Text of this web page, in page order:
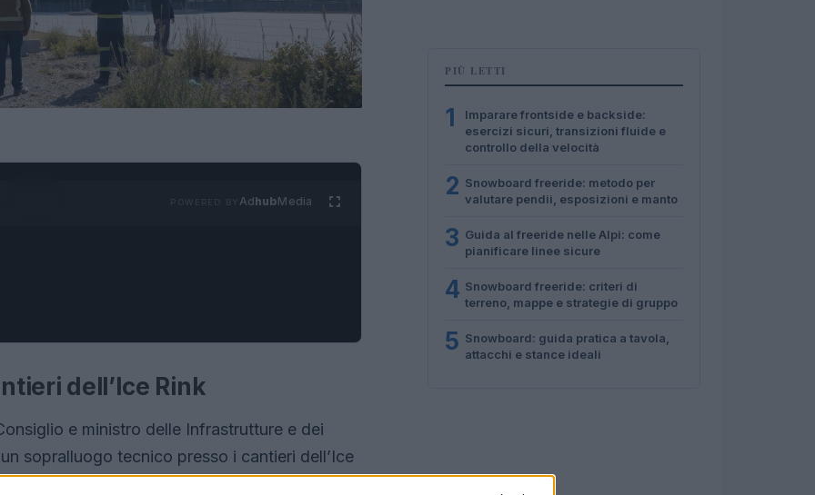
AdhubMedia
dell’Ice Rink
e ministro delle Infrastrutture e dei
sopralluogo tecnico presso i cantieri dell’Ice
incontro ha avuto l’obiettivo di verificare lo
PIÙ LETTI
1
Imparare frontside e backside:
esercizi sicuri, transizioni fluide e
controllo della velocità
2 Snowboard freeride: metodo per
valutare pendii, esposizioni e manto
3 Guida al freeride nelle Alpi: come
pianificare linee sicure
4 Snowboard freeride: criteri di
terreno, mappe e strategie di gruppo
5 Snowboard: guida pratica a tavola,
attacchi e stance ideali